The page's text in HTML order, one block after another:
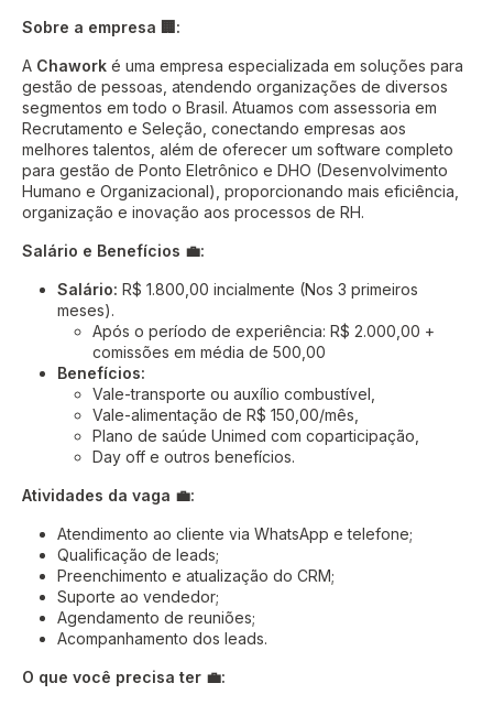
Sobre a empresa 🏢:
A Chawork é uma empresa especializada em soluções para
gestão de pessoas, atendendo organizações de diversos
segmentos em todo o Brasil. Atuamos com assessoria em
Recrutamento e Seleção, conectando empresas aos
melhores talentos, além de oferecer um software completo
para gestão de Ponto Eletrônico e DHO (Desenvolvimento
Humano e Organizacional), proporcionando mais eficiência,
organização e inovação aos processos de RH.
Salário e Benefícios 💼:
Salário: R$ 1.800,00 incialmente (Nos 3 primeiros
meses).
Após o período de experiência: R$ 2.000,00 +
comissões em média de 500,00
Benefícios:
Vale-transporte ou auxílio combustível,
Vale-alimentação de R$ 150,00/mês,
Plano de saúde Unimed com coparticipação,
Day off e outros benefícios.
Atividades da vaga 💼:
Atendimento ao cliente via WhatsApp e telefone;
Qualificação de leads;
Preenchimento e atualização do CRM;
Suporte ao vendedor;
Agendamento de reuniões;
Acompanhamento dos leads.
O que você precisa ter 💼: